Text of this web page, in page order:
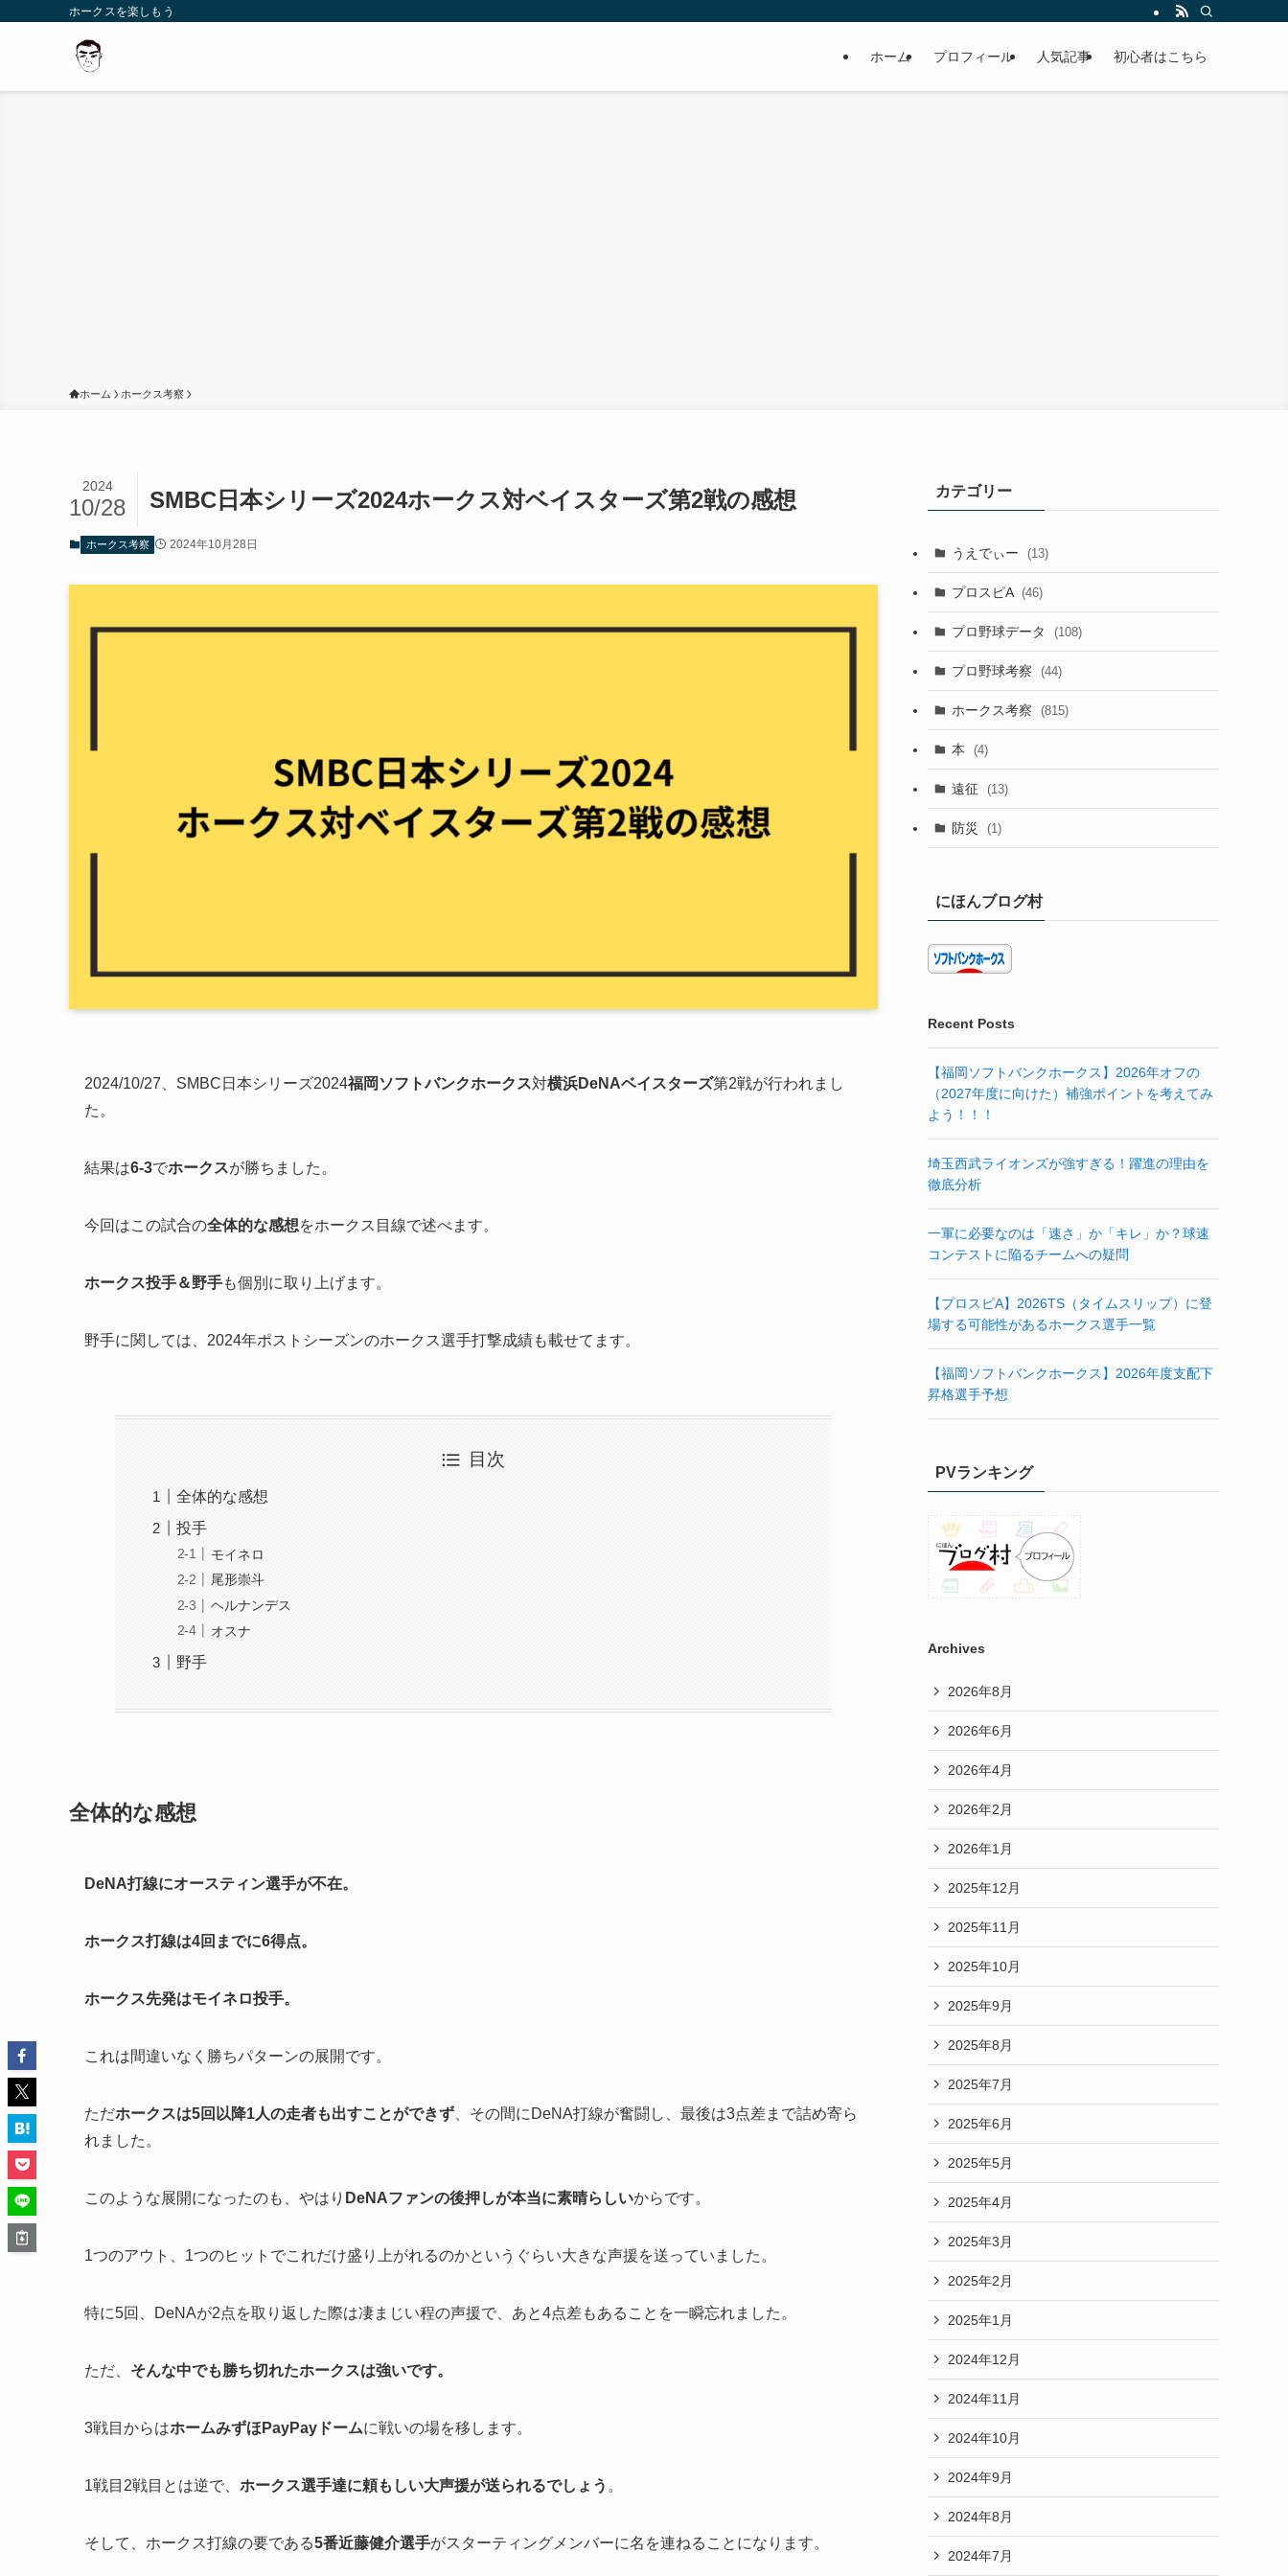
ホークスを楽しもう
ホーム プロフィール 人気記事 初心者はこちら
ホーム ホークス考察
SMBC日本シリーズ2024ホークス対ベイスターズ第2戦の感想
2024
10/28
ホークス考察 2024年10月28日
2024/10/27、SMBC日本シリーズ2024福岡ソフトバンクホークス対横浜DeNAベイスターズ第2戦が行われまし
た。
結果は6-3でホークスが勝ちました。
今回はこの試合の全体的な感想をホークス目線で述べます。
ホークス投手＆野手も個別に取り上げます。
野手に関しては、2024年ポストシーズンのホークス選手打撃成績も載せてます。
目次
全体的な感想
投手
モイネロ
尾形崇斗
ヘルナンデス
オスナ
野手
全体的な感想
DeNA打線にオースティン選手が不在。
ホークス打線は4回までに6得点。
ホークス先発はモイネロ投手。
これは間違いなく勝ちパターンの展開です。
ただホークスは5回以降1人の走者も出すことができず 、その間にDeNA打線が奮闘し、最後は3点差まで詰め寄ら
れました。
このような展開になったのも、やはり DeNAファンの後押しが本当に素晴らしいからです。
1つのアウト、1つのヒットでこれだけ盛り上がれるのかというぐらい大きな声援を送っていました。
特に5回、DeNAが2点を取り返した際は凄まじい程の声援で、あと4点差もあることを一瞬忘れました。
ただ、 そんな中でも勝ち切れたホークスは強いです。
3戦目からはホームみずほPayPayドームに戦いの場を移します。
1戦目2戦目とは逆で、 ホークス選手達に頼もしい大声援が送られるでしょう 。
そして、ホークス打線の要である5番近藤健介選手がスターティングメンバーに名を連ねることになります。
カテゴリー
うえでぃー (13)
プロスピA (46)
プロ野球データ (108)
プロ野球考察 (44)
ホークス考察 (815)
本 (4)
遠征 (13)
防災 (1)
にほんブログ村
Recent Posts
【福岡ソフトバンクホークス】2026年オフの
（2027年度に向けた）補強ポイントを考えてみ
よう！！！
埼玉西武ライオンズが強すぎる！躍進の理由を
徹底分析
一軍に必要なのは「速さ」か「キレ」か？球速
コンテストに陥るチームへの疑問
【プロスピA】2026TS（タイムスリップ）に登
場する可能性があるホークス選手一覧
【福岡ソフトバンクホークス】2026年度支配下
昇格選手予想
PVランキング
Archives
2026年8月
2026年6月
2026年4月
2026年2月
2026年1月
2025年12月
2025年11月
2025年10月
2025年9月
2025年8月
2025年7月
2025年6月
2025年5月
2025年4月
2025年3月
2025年2月
2025年1月
2024年12月
2024年11月
2024年10月
2024年9月
2024年8月
2024年7月